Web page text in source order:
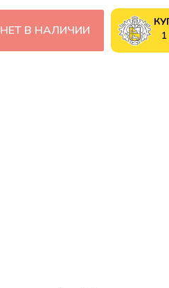
НЕТ В НАЛИЧИИ